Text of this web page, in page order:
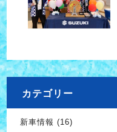
カテゴリー
新車情報 (16)